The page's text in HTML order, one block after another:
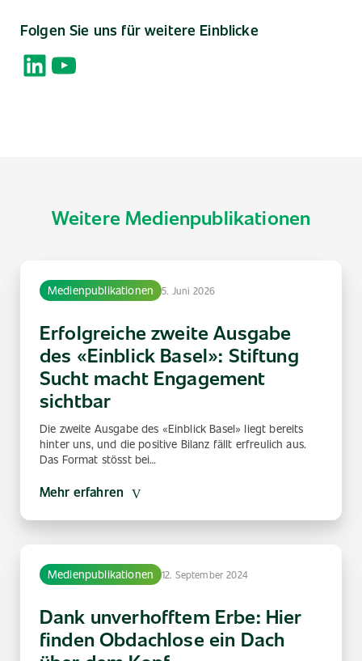
Folgen Sie uns für weitere Einblicke
LinkedIn
YouTube
Weitere Medienpublikationen
Medienpublikationen 5. Juni 2026
Erfolgreiche zweite Ausgabe
des «Einblick Basel»: Stiftung
Sucht macht Engagement
sichtbar
Die zweite Ausgabe des «Einblick Basel» liegt bereits
hinter uns, und die positive Bilanz fällt erfreulich aus.
Das Format stösst bei…
Mehr erfahren
Medienpublikationen 12. September 2024
Dank unverhofftem Erbe: Hier
finden Obdachlose ein Dach